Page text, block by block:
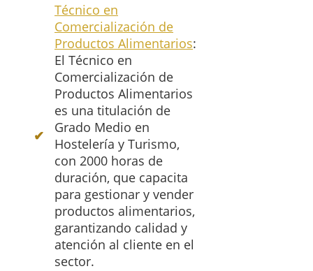
Técnico en
Comercialización de
Productos Alimentarios:
El Técnico en
Comercialización de
Productos Alimentarios
es una titulación de
Grado Medio en
Hostelería y Turismo,
con 2000 horas de
duración, que capacita
para gestionar y vender
productos alimentarios,
garantizando calidad y
atención al cliente en el
sector.